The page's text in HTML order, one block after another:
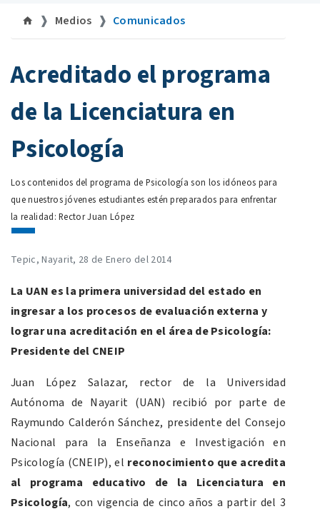
Medios Comunicados
Acreditado el programa
de la Licenciatura en
Psicología
Los contenidos del programa de Psicología son los idóneos para
que nuestros jóvenes estudiantes estén preparados para enfrentar
la realidad: Rector Juan López
Tepic, Nayarit, 28 de Enero del 2014
La UAN es la primera universidad del estado en
ingresar a los procesos de evaluación externa y
lograr una acreditación en el área de Psicología:
Presidente del CNEIP
Juan López Salazar, rector de la Universidad
Autónoma de Nayarit (UAN) recibió por parte de
Raymundo Calderón Sánchez, presidente del Consejo
Nacional para la Enseñanza e Investigación en
Psicología (CNEIP), el reconocimiento que acredita
al programa educativo de la Licenciatura en
Psicología, con vigencia de cinco años a partir del 3